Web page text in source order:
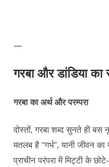
—
गरबा और डांडिया
गरबा का अर्थ और परम्परा
दोस्तों, गरबा शब्द सुनते ही
मतलब है “गर्भ”, यानी जीवन का
प्राचीन परंपरा में मिट्टी के